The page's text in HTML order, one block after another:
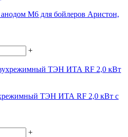
M6 для бойлеров Аристон,
+
ТЭН ИТА RF 2,0 кВт с
+